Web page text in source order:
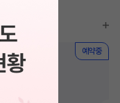
예약중